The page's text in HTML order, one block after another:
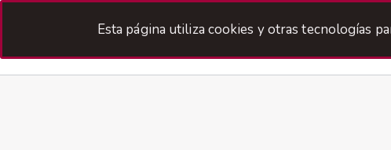
Esta página utiliza cookies y otras tecnologías